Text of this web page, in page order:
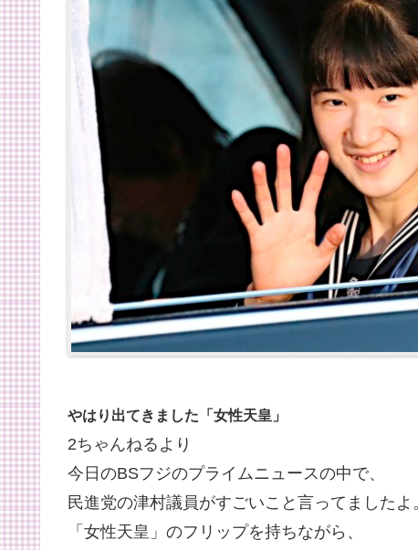
やはり出てきました「女性天皇」
2ちゃんねるより
今日のBSフジのプライムニュースの中で、
民進党の津村議員がすごいこと言ってましたよ
「女性天皇」のフリップを持ちながら、